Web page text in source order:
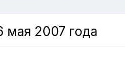
мая 2007 года